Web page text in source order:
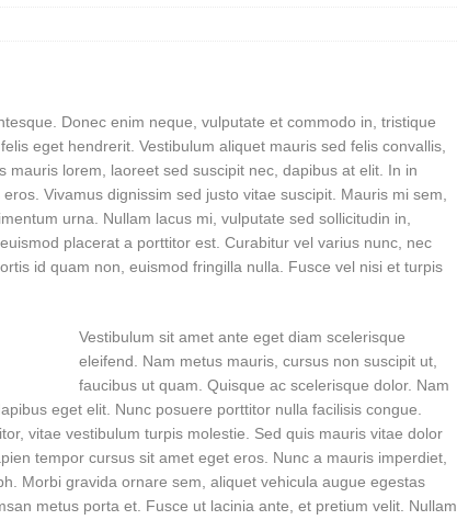
Donec enim neque, vulputate et commodo in, tristique
eget hendrerit. Vestibulum aliquet mauris sed felis convallis,
mauris lorem, laoreet sed suscipit nec, dapibus at elit. In in
Vivamus dignissim sed justo vitae suscipit. Mauris mi sem,
urna. Nullam lacus mi, vulputate sed sollicitudin in,
placerat a porttitor est. Curabitur vel varius nunc, nec
id quam non, euismod fringilla nulla. Fusce vel nisi et turpis
Vestibulum sit amet ante eget diam scelerisque
eleifend. Nam metus mauris, cursus non suscipit ut,
faucibus ut quam. Quisque ac scelerisque dolor. Nam
eget elit. Nunc posuere porttitor nulla facilisis congue.
vitae vestibulum turpis molestie. Sed quis mauris vitae dolor
tempor cursus sit amet eget eros. Nunc a mauris imperdiet,
Morbi gravida ornare sem, aliquet vehicula augue egestas
metus porta et. Fusce ut lacinia ante, et pretium velit. Nullam